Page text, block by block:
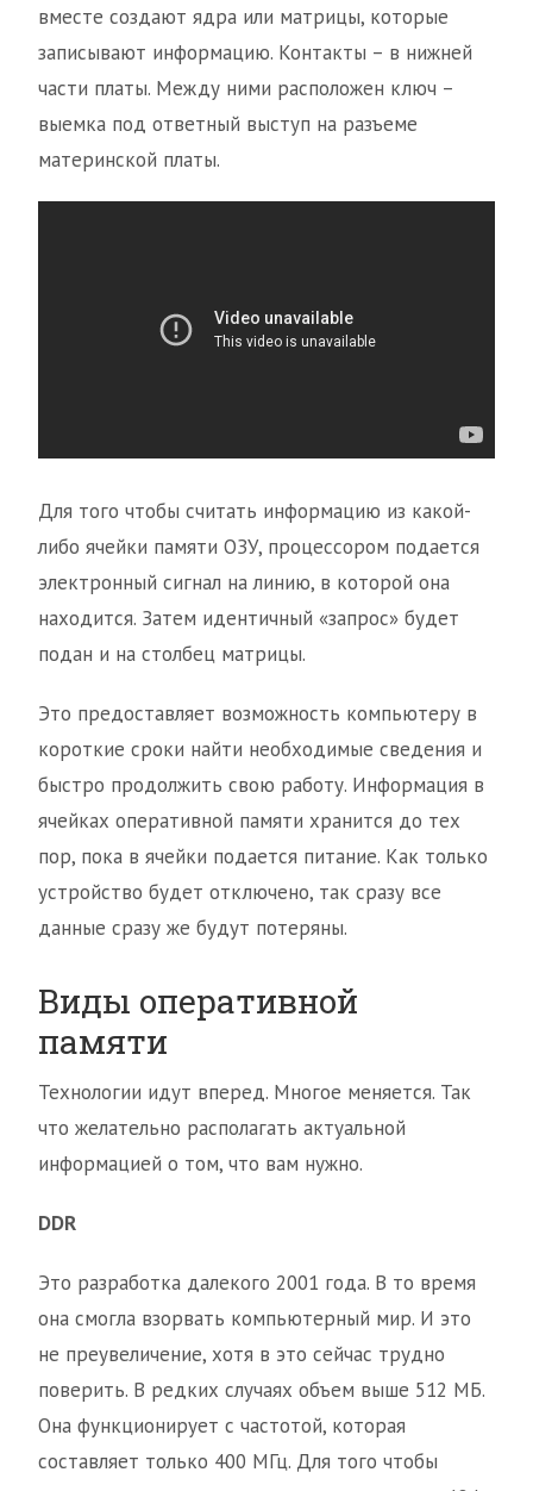
вместе создают ядра или матрицы, которые
записывают информацию. Контакты – в нижней
части платы. Между ними расположен ключ –
выемка под ответный выступ на разъеме
материнской платы.
Для того чтобы считать информацию из какой-
либо ячейки памяти ОЗУ, процессором подается
электронный сигнал на линию, в которой она
находится. Затем идентичный «запрос» будет
подан и на столбец матрицы.
Это предоставляет возможность компьютеру в
короткие сроки найти необходимые сведения и
быстро продолжить свою работу. Информация в
ячейках оперативной памяти хранится до тех
пор, пока в ячейки подается питание. Как только
устройство будет отключено, так сразу все
данные сразу же будут потеряны.
Виды оперативной
памяти
Технологии идут вперед. Многое меняется. Так
что желательно располагать актуальной
информацией о том, что вам нужно.
DDR
Это разработка далекого 2001 года. В то время
она смогла взорвать компьютерный мир. И это
не преувеличение, хотя в это сейчас трудно
поверить. В редких случаях объем выше 512 МБ.
Она функционирует с частотой, которая
составляет только 400 МГц. Для того чтобы